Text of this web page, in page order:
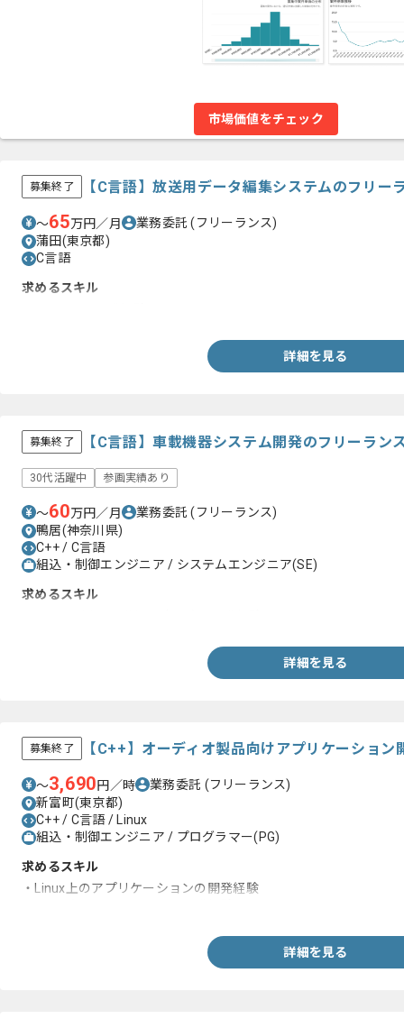
市場価値をチェック
募集終了 【C言語】放送用データ編集システムのフリー
〜65万円／月 業務委託(フリーランス)
蒲田(東京都)
C言語
求めるスキル
詳細を見る
募集終了 【C言語】車載機器システム開発のフリーラン
30代活躍中 参画実績あり
〜60万円／月 業務委託(フリーランス)
鴨居(神奈川県)
C++ / C言語
組込・制御エンジニア / システムエンジニア(SE)
求めるスキル
詳細を見る
募集終了 【C++】オーディオ製品向けアプリケーショ
〜3,690円／時 業務委託 (フリーランス)
新富町(東京都)
C++ / C言語 / Linux
組込・制御エンジニア / プログラマー(PG)
求めるスキル
・Linux上のアプリケーションの開発経験
詳細を見る